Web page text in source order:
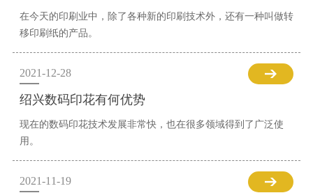
在今天的印刷业中，除了各种新的印刷技术外，还有一种叫做转
移印刷纸的产品。
2021-12-28
绍兴数码印花有何优势
现在的数码印花技术发展非常快，也在很多领域得到了广泛使
用。
2021-11-19